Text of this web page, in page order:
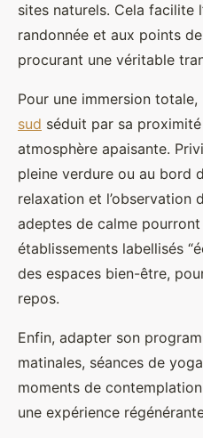
sites naturels. Cela facilite
randonnée et aux points
procurant une véritable
Pour une immersion totale,
sud séduit par sa
atmosphère apaisante.
pleine verdure ou au bord
relaxation et l’observation
adeptes de calme
établissements labellisés
des espaces bien-être,
repos.
Enfin, adapter son
matinales, séances de
moments de
une expérience